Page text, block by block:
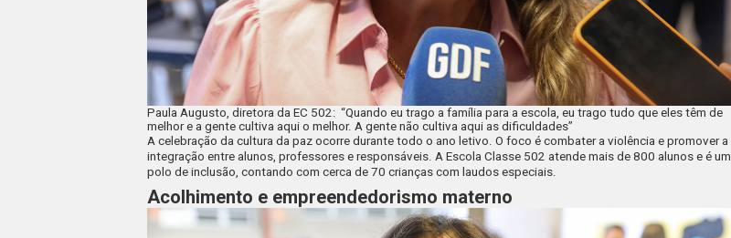
Paula Augusto, diretora da EC 502: “Quando eu trago a família para a escola, eu trago tudo que eles têm de
melhor e a gente cultiva aqui o melhor. A gente não cultiva aqui as dificuldades”
A celebração da cultura da paz ocorre durante todo o ano letivo. O foco é combater a violência e promover a
integração entre alunos, professores e responsáveis. A Escola Classe 502 atende mais de 800 alunos e é um
polo de inclusão, contando com cerca de 70 crianças com laudos especiais.
Acolhimento e empreendedorismo materno